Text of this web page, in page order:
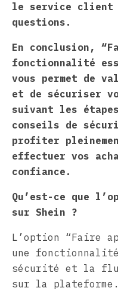
le service client
questions.
En conclusion,
fonctionnalité
vous permet de
et de sécuriser
suivant les
conseils de
profiter
effectuer vos
confiance.
Qu’est-ce que
sur Shein ?
L’option “Faire
une
sécurité et la
sur la plateforme.